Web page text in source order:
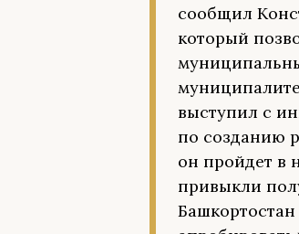
сообщил
который
выступил с
по созданию
он пройдет в
привыкли